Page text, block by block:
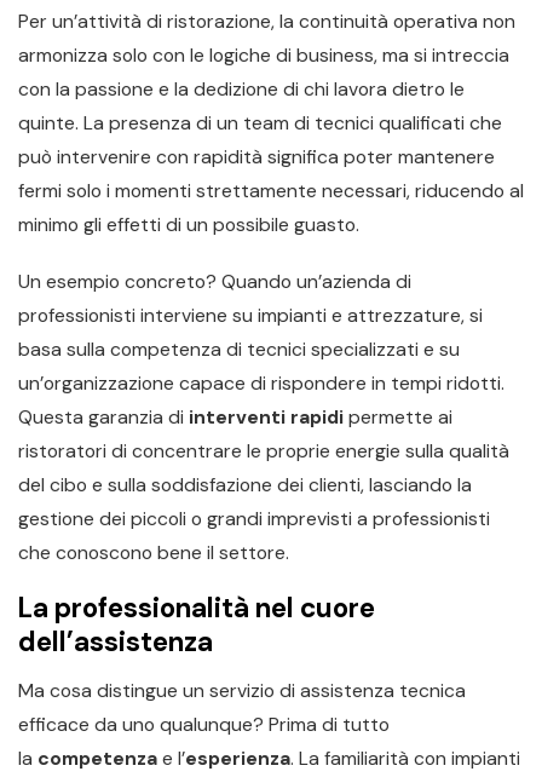
Per un’attività di ristorazione, la continuità operativa non
armonizza solo con le logiche di business, ma si intreccia
con la passione e la dedizione di chi lavora dietro le
quinte. La presenza di un team di tecnici qualificati che
può intervenire con rapidità significa poter mantenere
fermi solo i momenti strettamente necessari, riducendo al
minimo gli effetti di un possibile guasto.
Un esempio concreto? Quando un’azienda di
professionisti interviene su impianti e attrezzature, si
basa sulla competenza di tecnici specializzati e su
un’organizzazione capace di rispondere in tempi ridotti.
Questa garanzia di interventi rapidipermette ai
ristoratori di concentrare le proprie energie sulla qualità
del cibo e sulla soddisfazione dei clienti, lasciando la
gestione dei piccoli o grandi imprevisti a professionisti
che conoscono bene il settore.
La professionalità nel cuore
dell’assistenza
Ma cosa distingue un servizio di assistenza tecnica
efficace da uno qualunque? Prima di tutto
la competenzae l’esperienza. La familiarità con impianti